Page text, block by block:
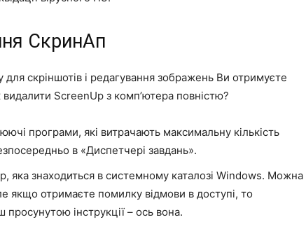
СкринАп
скріншотів і редагування зображень Ви отримуєте
ScreenUp з комп’ютера повністю?
програми, які витрачають максимальну кількість
в «Диспетчері завдань».
яка знаходиться в системному каталозі Windows. Можна
якщо отримаєте помилку відмови в доступі, то
інструкції – ось вона.